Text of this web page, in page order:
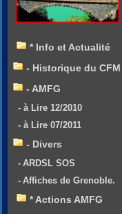
* Info et Actualité
- Historique du CFM
- AMFG
- à Lire 12/2010
- à Lire 07/2011
- Divers
- ARDSL SOS
- Affiches de Grenoble.
* Actions AMFG